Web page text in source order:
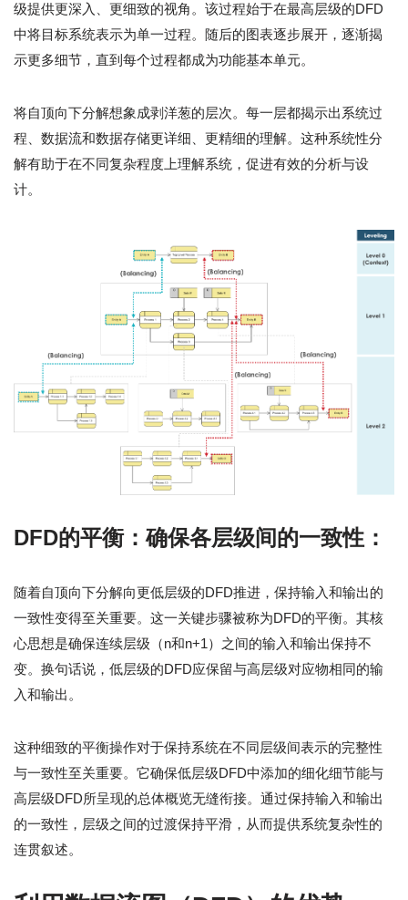
级提供更深入、更细致的视角。该过程始于在最高层级的DFD
中将目标系统表示为单一过程。随后的图表逐步展开，逐渐揭
示更多细节，直到每个过程都成为功能基本单元。
将自顶向下分解想象成剥洋葱的层次。每一层都揭示出系统过
程、数据流和数据存储更详细、更精细的理解。这种系统性分
解有助于在不同复杂程度上理解系统，促进有效的分析与设
计。
DFD的平衡：确保各层级间的一致性：
随着自顶向下分解向更低层级的DFD推进，保持输入和输出的
一致性变得至关重要。这一关键步骤被称为DFD的平衡。其核
心思想是确保连续层级（n和n+1）之间的输入和输出保持不
变。换句话说，低层级的DFD应保留与高层级对应物相同的输
入和输出。
这种细致的平衡操作对于保持系统在不同层级间表示的完整性
与一致性至关重要。它确保低层级DFD中添加的细化细节能与
高层级DFD所呈现的总体概览无缝衔接。通过保持输入和输出
的一致性，层级之间的过渡保持平滑，从而提供系统复杂性的
连贯叙述。